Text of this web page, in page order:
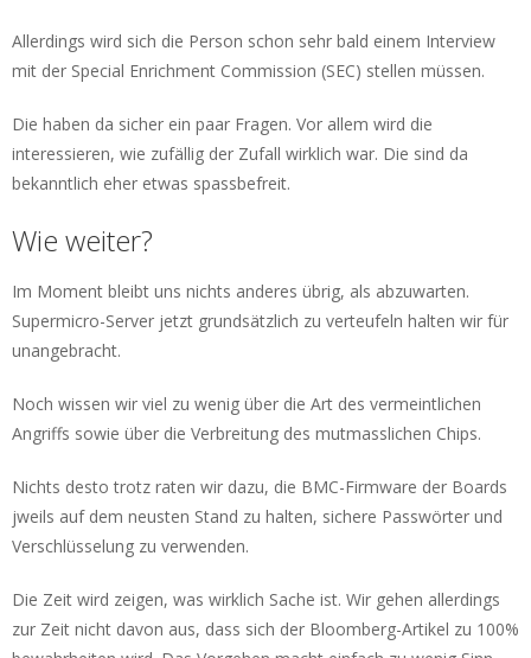
Allerdings wird sich die Person schon sehr bald einem Interview
mit der Special Enrichment Commission (SEC) stellen müssen.
Die haben da sicher ein paar Fragen. Vor allem wird die
interessieren, wie zufällig der Zufall wirklich war. Die sind da
bekanntlich eher etwas spassbefreit.
Wie weiter?
Im Moment bleibt uns nichts anderes übrig, als abzuwarten.
Supermicro-Server jetzt grundsätzlich zu verteufeln halten wir für
unangebracht.
Noch wissen wir viel zu wenig über die Art des vermeintlichen
Angriffs sowie über die Verbreitung des mutmasslichen Chips.
Nichts desto trotz raten wir dazu, die BMC-Firmware der Boards
jweils auf dem neusten Stand zu halten, sichere Passwörter und
Verschlüsselung zu verwenden.
Die Zeit wird zeigen, was wirklich Sache ist. Wir gehen allerdings
zur Zeit nicht davon aus, dass sich der Bloomberg-Artikel zu 100%